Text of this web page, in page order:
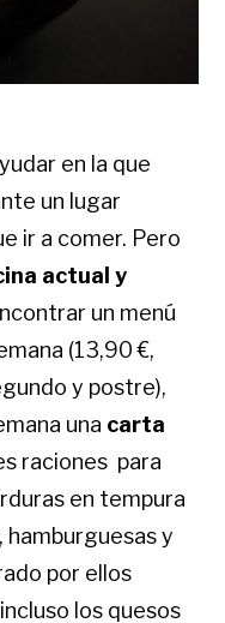
en la que
un lugar
ir a comer. Pero
actual y
un menú
(13,90 €,
y postre),
una carta
raciones para
en tempura
hamburguesas y
por ellos
los quesos